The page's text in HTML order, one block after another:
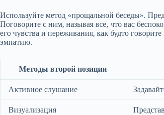
Используйте метод «прощальной беседы».
Поговорите с ним, называя все, что вас
его чувства и переживания, как будто
эмпатию.
Методы второй позиции
Активное слушание
Визуализация